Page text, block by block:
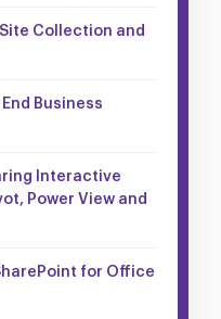
Collection and
Business
Interactive
Power View and
for Office